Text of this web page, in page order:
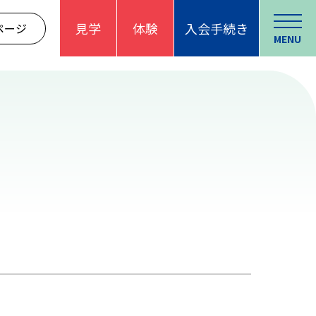
ージ 見学 体験 入会手続き
MENU